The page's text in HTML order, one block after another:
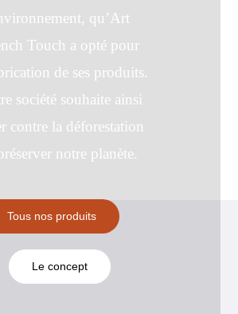
qu’Art
Touch a opté pour
de ses produits.
société souhaite ainsi
contre la déforestation
notre planète.
Tous nos produits
Le concept